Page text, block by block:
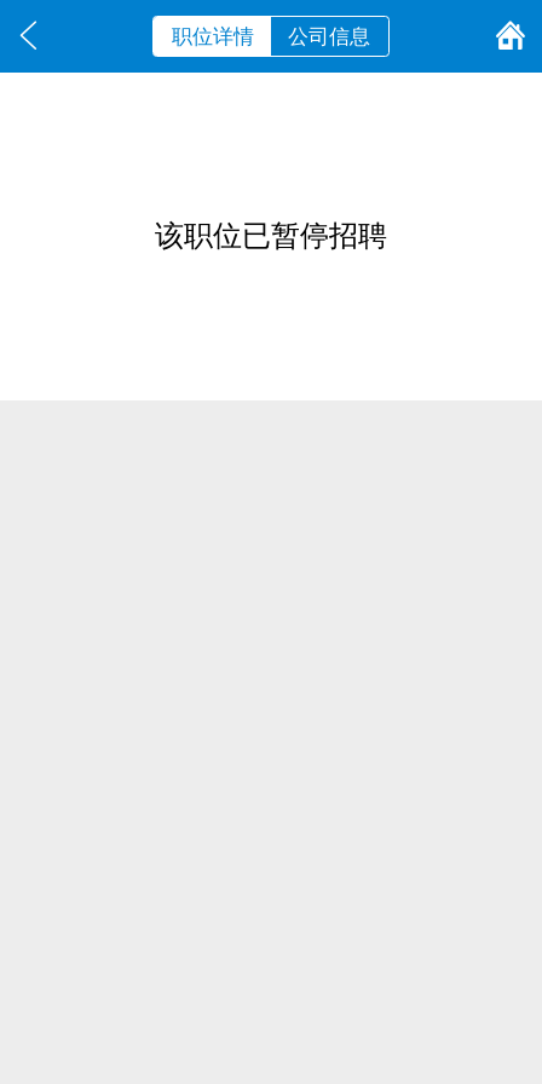
职位详情 公司信息
该职位已暂停招聘